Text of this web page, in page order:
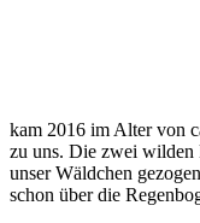
kam 2016 im Alter von
zu uns. Die zwei wilden
unser Wäldchen
schon über die